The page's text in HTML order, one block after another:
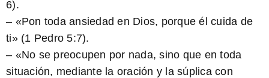
6).
– «Pon toda ansiedad en Dios, porque él cuida de
ti» (1 Pedro 5:7).
– «No se preocupen por nada, sino que en toda
situación, mediante la oración y la súplica con